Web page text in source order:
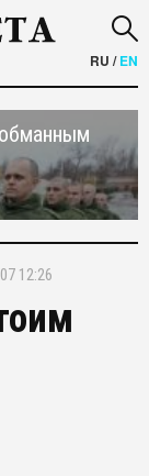
RU /EN
12:26